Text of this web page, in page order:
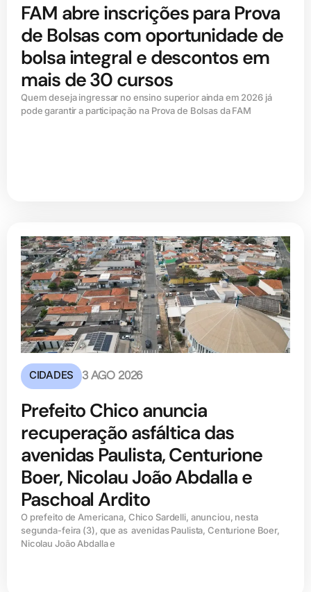
FAM abre inscrições para Prova
de Bolsas com oportunidade de
bolsa integral e descontos em
mais de 30 cursos
Quem deseja ingressar no ensino superior ainda em 2026 já
pode garantir a participação na Prova de Bolsas da FAM
CIDADES 3 AGO 2026
Prefeito Chico anuncia
recuperação asfáltica das
avenidas Paulista, Centurione
Boer, Nicolau João Abdalla e
Paschoal Ardito
O prefeito de Americana, Chico Sardelli, anunciou, nesta
segunda-feira (3), que as avenidas Paulista, Centurione Boer,
Nicolau João Abdalla e